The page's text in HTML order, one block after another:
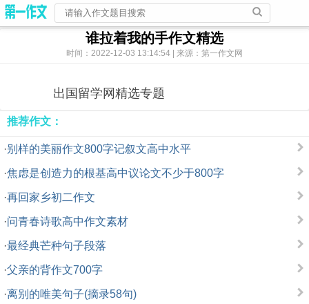
谁拉着我的手作文精选
时间：2022-12-03 13:14:54 | 来源：第一作文网
出国留学网精选专题
推荐作文：
·别样的美丽作文800字记叙文高中水平
·焦虑是创造力的根基高中议论文不少于800字
·再回家乡初二作文
·问青春诗歌高中作文素材
·最经典芒种句子段落
·父亲的背作文700字
·离别的唯美句子(摘录58句)